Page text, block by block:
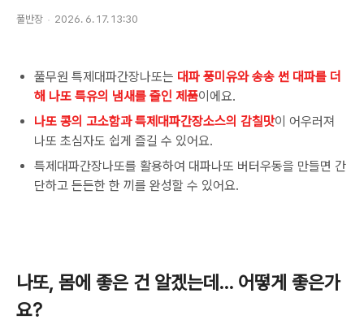
풀반장 2026. 6. 17. 13:30
풀무원 특제대파간장나또는 대파 풍미유와 송송 썬 대파를 더
해 나또 특유의 냄새를 줄인 제품이에요.
나또 콩의 고소함과 특제대파간장소스의 감칠맛이 어우러져
나또 초심자도 쉽게 즐길 수 있어요.
특제대파간장나또를 활용하여 대파나또 버터우동을 만들면 간
단하고 든든한 한 끼를 완성할 수 있어요.
나또, 몸에 좋은 건 알겠는데 … 어떻게 좋은가
요?